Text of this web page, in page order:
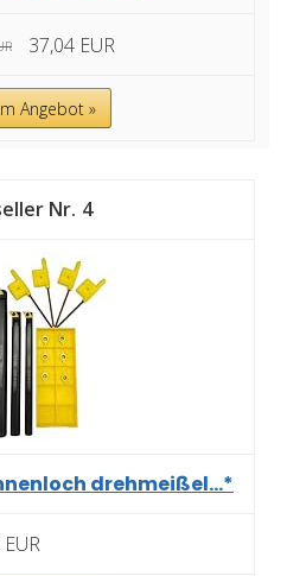
37,04 EUR
Angebot »
4
drehmeißel...*